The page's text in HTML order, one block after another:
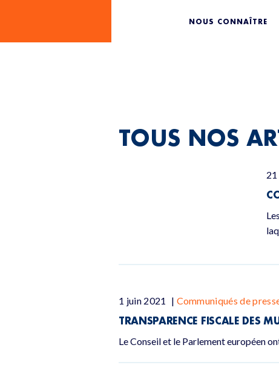
NOUS CONNAÎTRE
FRAUDE
TOUS NOS
1 juin 2021 | Communiqués de
TRANSPARENCE FISCALE DES
Le Conseil et le Parlement européen